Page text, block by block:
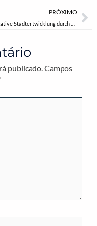
PRÓXIMO
publicado.Campos